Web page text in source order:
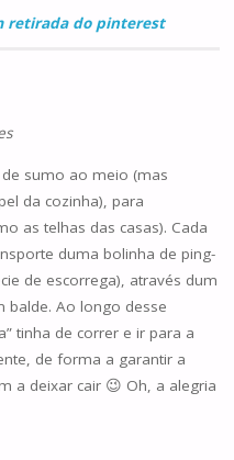
retirada do pinterest
sumo ao meio (mas
da cozinha), para
as telhas das casas). Cada
duma bolinha de ping-
de escorrega), através dum
balde. Ao longo desse
tinha de correr e ir para a
de forma a garantir a
a deixar cair 😉 Oh, a alegria